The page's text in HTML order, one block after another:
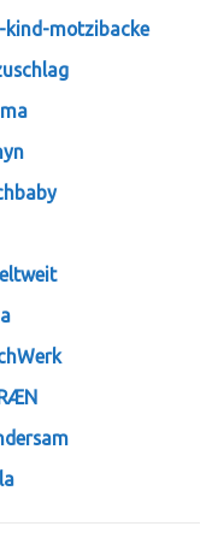
kind-motzibacke